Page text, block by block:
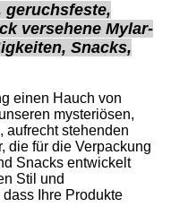
geruchsfeste,
versehene Mylar-
Snacks,
einen Hauch von
mysteriösen,
aufrecht stehenden
die für die Verpackung
Snacks entwickelt
Stil und
Ihre Produkte